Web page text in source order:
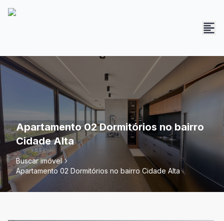
Apartamento 02 Dormitórios no bairro
Cidade Alta
Buscar imóvel
Apartamento 02 Dormitórios no bairro Cidade Alta